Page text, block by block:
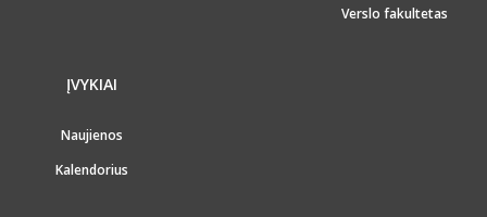
Verslo fakultetas
ĮVYKIAI
Naujienos
Kalendorius